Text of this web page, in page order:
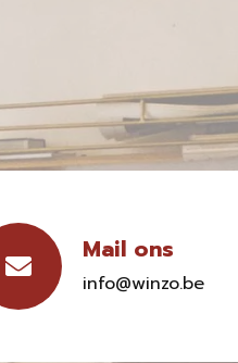
Mail ons
info@winzo.be